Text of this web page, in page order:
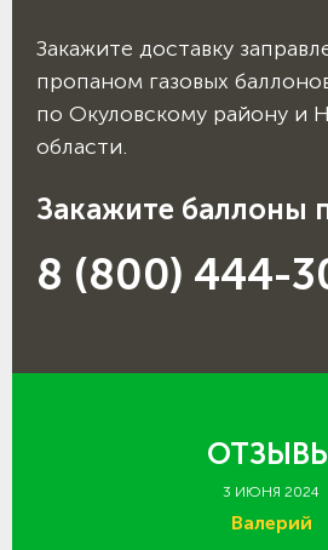
Закажите доставку
пропаном газовых
по Окуловскому району и
области.
Закажите баллоны
8 (800) 444-
3 ИЮНЯ 2024
Валерий